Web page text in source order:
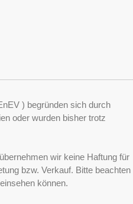
) begründen sich durch
oder wurden bisher trotz
wir keine Haftung für
bzw. Verkauf. Bitte beachten
können.